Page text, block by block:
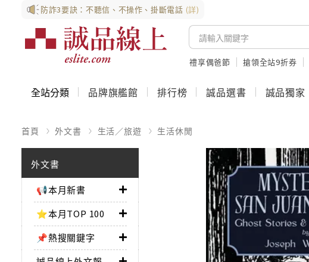
防詐3要訣：不聽信、不操作、掛斷電話 (詳)
禮享偶爸節 搶領全站9折券
全站分類 品牌旗艦館 排行榜 誠品選書 誠品獨家
首頁 外文書 生活／旅遊 生活休閒
外文書
📢本月新書
⭐本月TOP 100
📌熱搜關鍵字